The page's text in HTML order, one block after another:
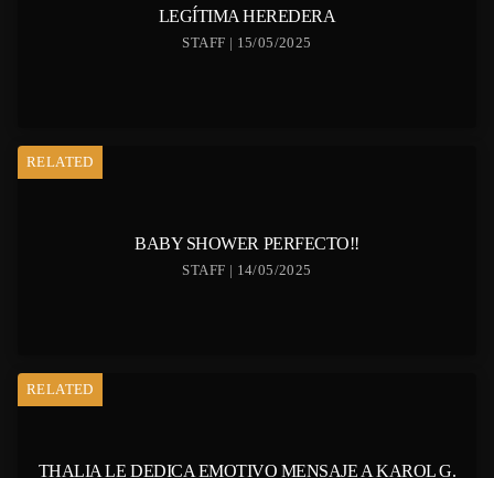
LEGÍTIMA HEREDERA
STAFF | 15/05/2025
RELATED
BABY SHOWER PERFECTO!!
STAFF | 14/05/2025
RELATED
THALIA LE DEDICA EMOTIVO MENSAJE A KAROL G.